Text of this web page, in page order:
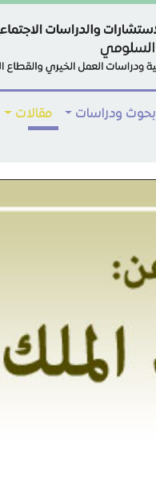
بحوث ودراسات مقالات